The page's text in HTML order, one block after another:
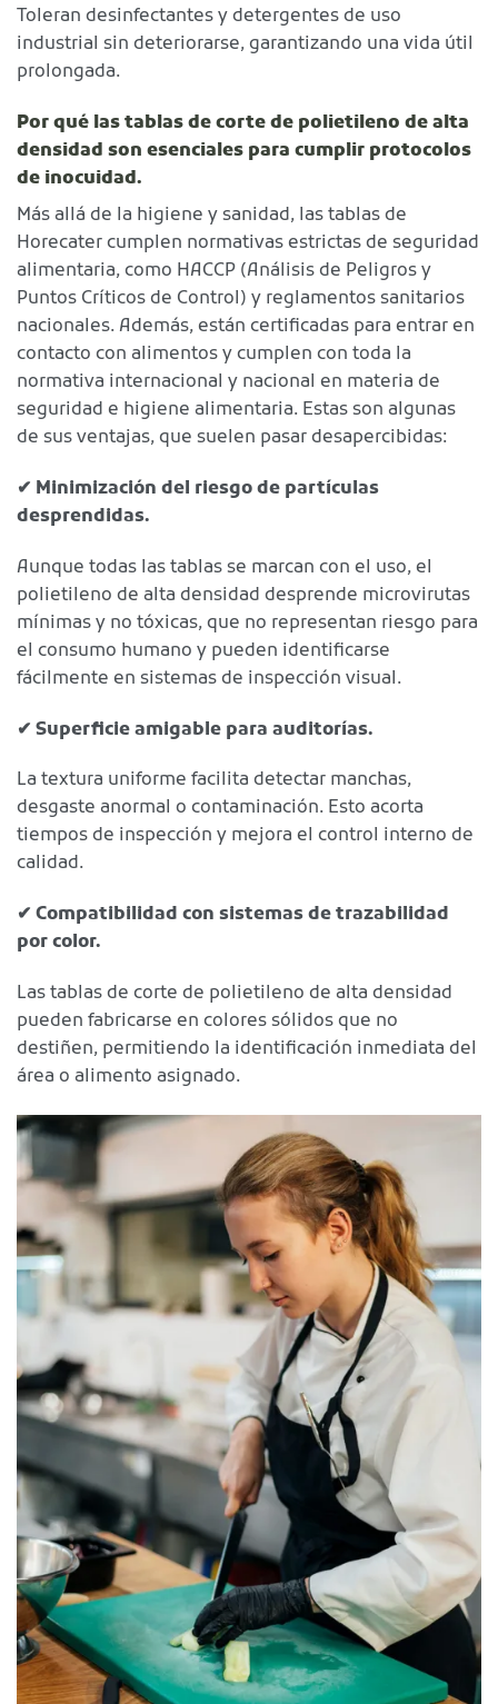
Toleran desinfectantes y detergentes de uso
industrial sin deteriorarse, garantizando una vida útil
prolongada.
Por qué las tablas de corte de polietileno de alta
densidad son esenciales para cumplir protocolos
de inocuidad.
Más allá de la higiene y sanidad, las tablas de
Horecater cumplen normativas estrictas de seguridad
alimentaria, como HACCP (Análisis de Peligros y
Puntos Críticos de Control) y reglamentos sanitarios
nacionales. Además, están certificadas para entrar en
contacto con alimentos y cumplen con toda la
normativa internacional y nacional en materia de
seguridad e higiene alimentaria. Estas son algunas
de sus ventajas, que suelen pasar desapercibidas:
✔ Minimización del riesgo de partículas
desprendidas.
Aunque todas las tablas se marcan con el uso, el
polietileno de alta densidad desprende microvirutas
mínimas y no tóxicas, que no representan riesgo para
el consumo humano y pueden identificarse
fácilmente en sistemas de inspección visual.
✔ Superficie amigable para auditorías.
La textura uniforme facilita detectar manchas,
desgaste anormal o contaminación. Esto acorta
tiempos de inspección y mejora el control interno de
calidad.
✔ Compatibilidad con sistemas de trazabilidad
por color.
Las tablas de corte de polietileno de alta densidad
pueden fabricarse en colores sólidos que no
destiñen, permitiendo la identificación inmediata del
área o alimento asignado.